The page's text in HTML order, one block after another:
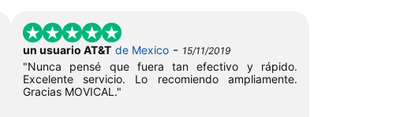
un usuario AT&T de Mexico - 15/11/2019
"Nunca pensé que fuera tan efectivo y rápido.
Excelente servicio. Lo recomiendo ampliamente.
Gracias MOVICAL."